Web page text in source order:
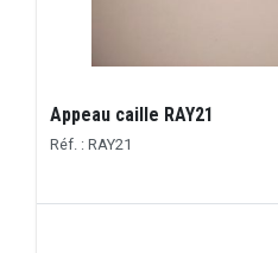
Appeau caille RAY21
Réf. : RAY21